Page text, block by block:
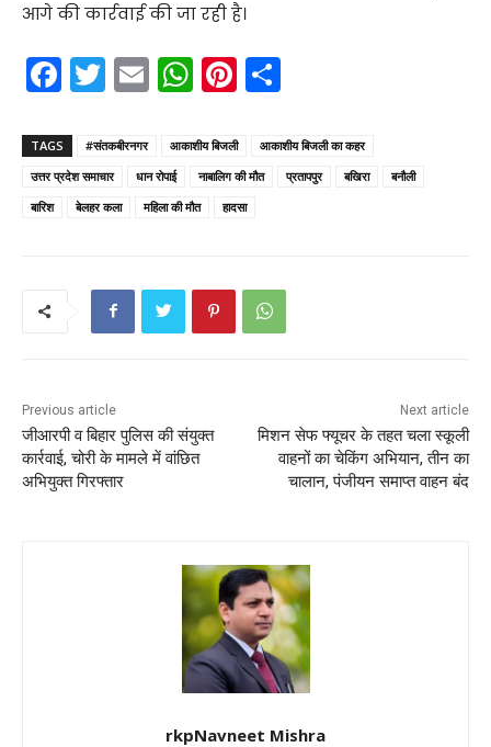
आगे की कार्रवाई की जा रही है।
F
a
c
e
b
T
w
itt
er
E
m
ai
l
W
h
a
ts
A
p
Pi
nt
er
e
st
ar
e
TAGS #संतकबीरनगर आकाशीय बिजली
आकाशीय बिजली का कहर
उत्तर प्रदेश समाचार
धान रोपाई नाबालिग की मौत प्रतापपुर बखिरा
बनौली
बारिश
बेलहर कला महिला की मौत हादसा
Previous article
जीआरपी व बिहार पुलिस की संयुक्त
कार्रवाई, चोरी के मामले में वांछित
अभियुक्त गिरफ्तार
Next article
मिशन सेफ फ्यूचर के तहत चला स्कूली
वाहनों का चेकिंग अभियान, तीन का
चालान, पंजीयन समाप्त वाहन बंद
rkpNavneet Mishra